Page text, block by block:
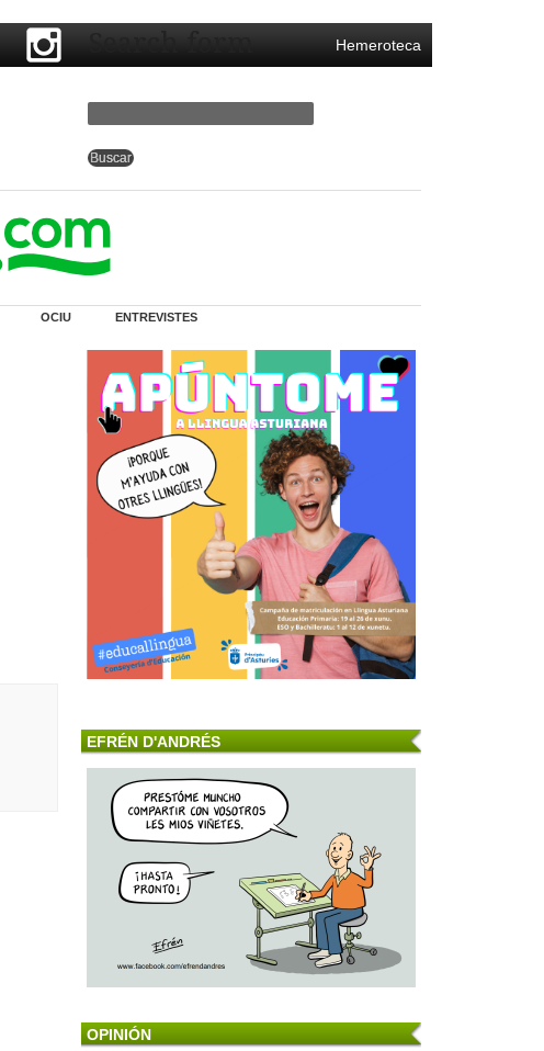
Hemeroteca
Search form
OCIU ENTREVISTES
EFRÉN D'ANDRÉS
OPINIÓN